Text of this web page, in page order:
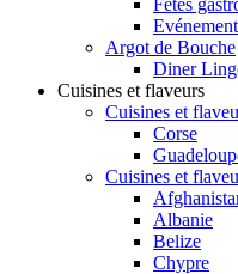
Fêtes
Argot de Bouche
Diner
Cuisines et flaveurs
Cuisines et
Corse
Cuisines et
Albanie
Belize
Chypre